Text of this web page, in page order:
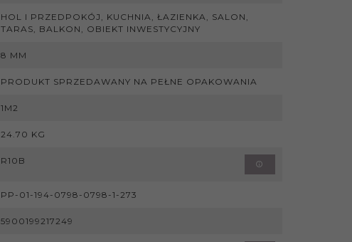
HOL I PRZEDPOKÓJ, KUCHNIA, ŁAZIENKA, SALON,
TARAS, BALKON, OBIEKT INWESTYCYJNY
8 MM
PRODUKT SPRZEDAWANY NA PEŁNE OPAKOWANIA
1M2
24.70 KG
R10B
PP-01-194-0798-0798-1-273
5900199217249